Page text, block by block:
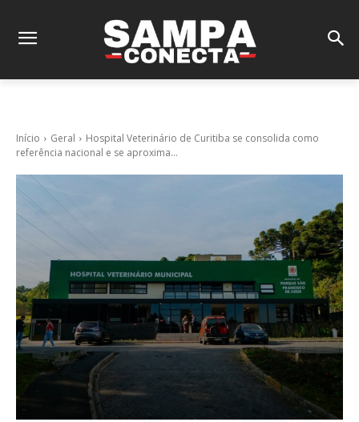
Início Geral
Hospital Veterinário de Curitiba se consolida como
referência nacional e se aproxima...